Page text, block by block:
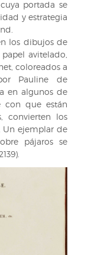
portada se
y estrategia
los dibujos de
avitelado,
coloreados a
Pauline de
en algunos de
con que están
convierten los
Un ejemplar de
pájaros se